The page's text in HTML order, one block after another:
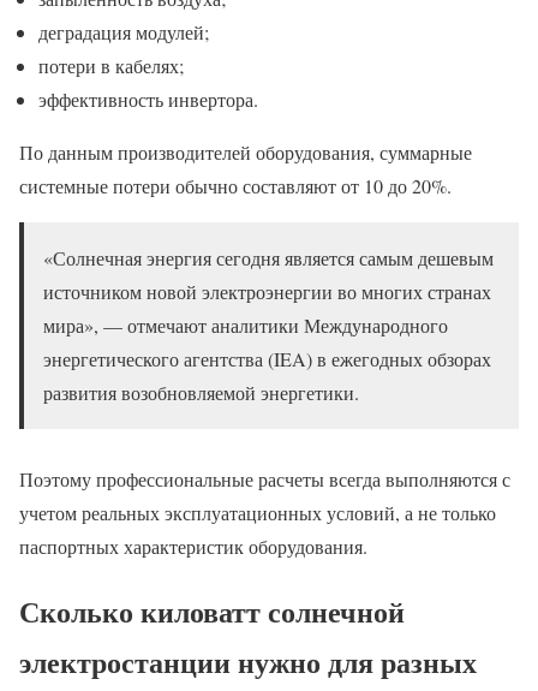
деградация модулей;
потери в кабелях;
эффективность инвертора.
По данным производителей оборудования, суммарные
системные потери обычно составляют от 10 до 20%.
«Солнечная энергия сегодня является самым дешевым
источником новой электроэнергии во многих странах
мира», — отмечают аналитики Международного
энергетического агентства (IEA) в ежегодных обзорах
развития возобновляемой энергетики.
Поэтому профессиональные расчеты всегда выполняются с
учетом реальных эксплуатационных условий, а не только
паспортных характеристик оборудования.
Сколько киловатт солнечной
электростанции нужно для разных